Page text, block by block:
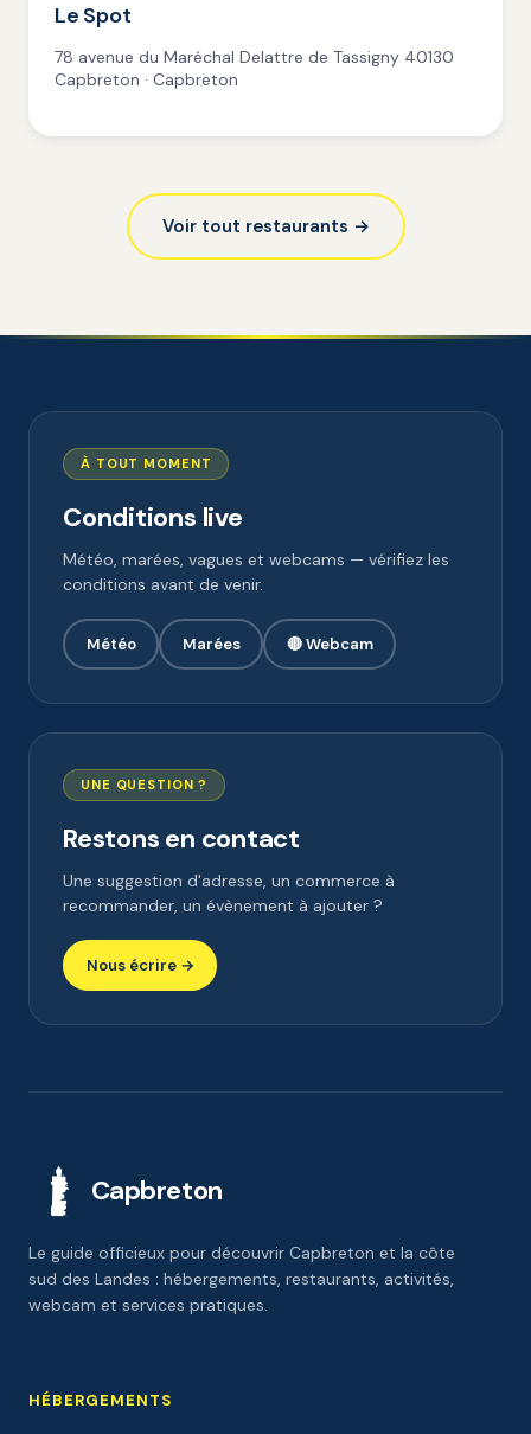
Le Spot
78 avenue du Maréchal Delattre de Tassigny 40130
Capbreton · Capbreton
Voir tout restaurants →
À TOUT MOMENT
Conditions live
Météo, marées, vagues et webcams — vérifiez les
conditions avant de venir.
Météo Marées 🔴 Webcam
UNE QUESTION ?
Restons en contact
Une suggestion d'adresse, un commerce à
recommander, un évènement à ajouter ?
Nous écrire →
Capbreton
Le guide officieux pour découvrir Capbreton et la côte
sud des Landes : hébergements, restaurants, activités,
webcam et services pratiques.
HÉBERGEMENTS